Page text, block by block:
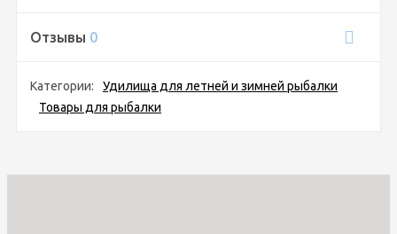
Отзывы 0
Категории:
Удилища для летней и зимней рыбалки
Товары для рыбалки